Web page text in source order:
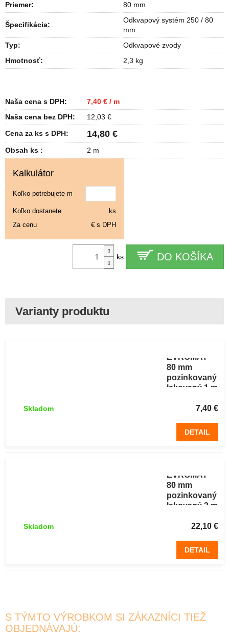
ks DO KOŠÍKA
Priemer: 80 mm
Špecifikácia:
Odkvapový systém 250 / 80
mm
Typ:
Odkvapové zvody
Hmotnosť: 2,3 kg
Naša cena s DPH:
7,40 € / m
Naša cena bez DPH:
12,03 €
Cena za ks s DPH:
14,80 €
Obsah ks : 2 m
Kalkulátor
Koľko potrebujete m
Koľko dostanete
ks
Za cenu
€ s DPH
EVROMAT
80 mm
pozinkovaný
lakovaný 1 m
7,40 €
Skladom
DETAIL
EVROMAT
80 mm
pozinkovaný
lakovaný 3 m
22,10 €
Skladom
DETAIL
S TÝMTO VÝROBKOM SI ZÁKAZNÍCI TIEŽ
OBJEDNÁVAJÚ: